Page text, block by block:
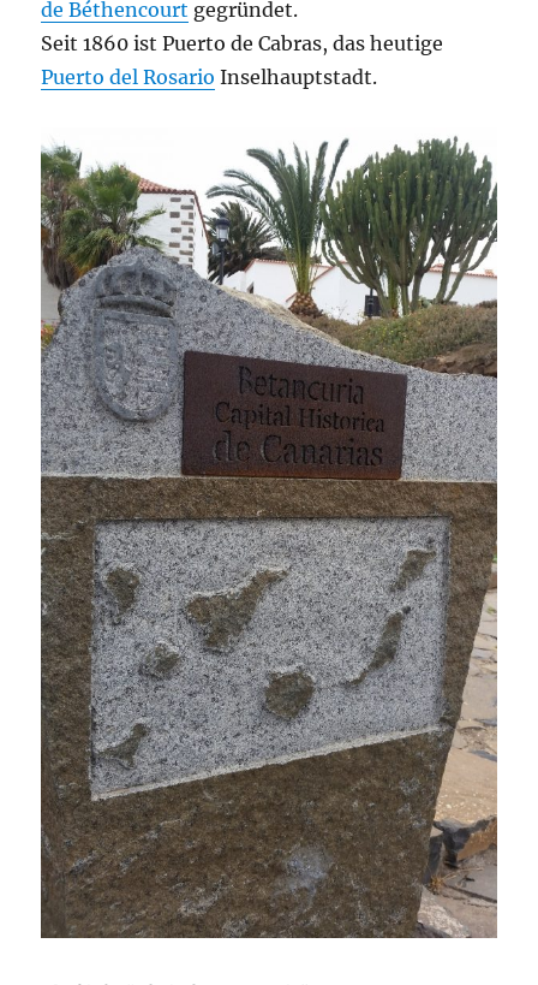
de Béthencourt gegründet.
Seit 1860 ist Puerto de Cabras, das heutige
Puerto del Rosario Inselhauptstadt.